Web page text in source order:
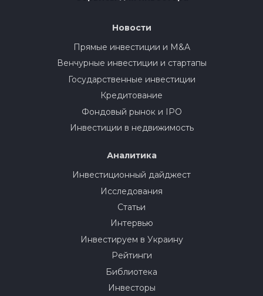
Новости
Прямые инвестиции и M&A
Венчурные инвестиции и стартапы
Государственные инвестиции
Кредитование
Фондовый рынок и IPO
Инвестиции в недвижимость
Аналитика
Инвестиционный дайджест
Исследования
Статьи
Интервью
Инвестируем в Украину
Рейтинги
Библиотека
Инвесторы